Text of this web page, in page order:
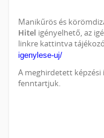
Manikűrös és
Hitel igényelhető, az
linkre kattintva
igenylese-uj/
A meghirdetett
fenntartjuk.